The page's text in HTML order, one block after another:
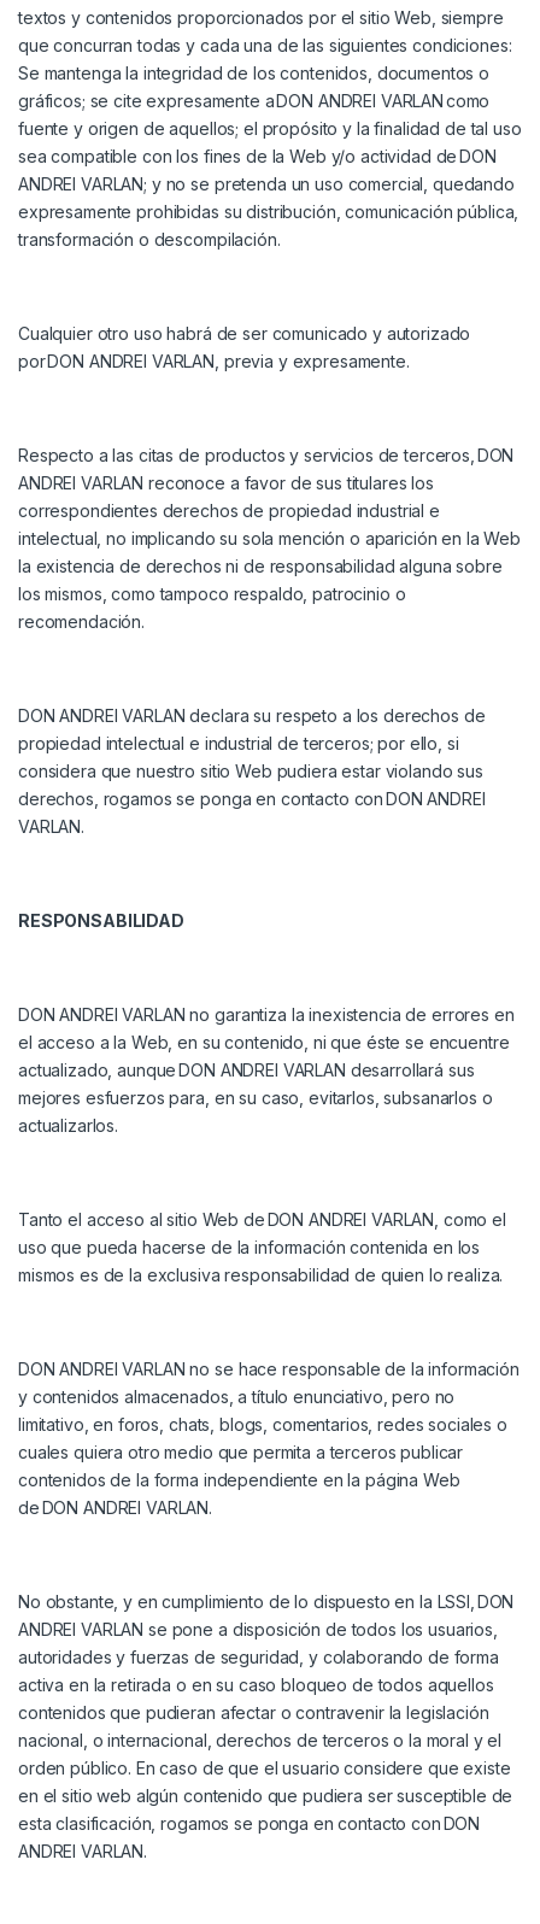
textos y contenidos proporcionados por el sitio Web, siempre
que concurran todas y cada una de las siguientes condiciones:
Se mantenga la integridad de los contenidos, documentos o
gráficos; se cite expresamente aDON ANDREI VARLANcomo
fuente y origen de aquellos; el propósito y la finalidad de tal uso
sea compatible con los fines de la Web y/o actividad deDON
ANDREI VARLAN; y no se pretenda un uso comercial, quedando
expresamente prohibidas su distribución, comunicación pública,
transformación o descompilación.
Cualquier otro uso habrá de ser comunicado y autorizado
porDON ANDREI VARLAN , previa y expresamente.
Respecto a las citas de productos y servicios de terceros, DON
ANDREI VARLAN reconoce a favor de sus titulares los
correspondientes derechos de propiedad industrial e
intelectual, no implicando su sola mención o aparición en la Web
la existencia de derechos ni de responsabilidad alguna sobre
los mismos, como tampoco respaldo, patrocinio o
recomendación.
DON ANDREI VARLAN declara su respeto a los derechos de
propiedad intelectual e industrial de terceros; por ello, si
considera que nuestro sitio Web pudiera estar violando sus
derechos, rogamos se ponga en contacto conDON ANDREI
VARLAN.
RESPONSABILIDAD
DON ANDREI VARLAN no garantiza la inexistencia de errores en
el acceso a la Web, en su contenido, ni que éste se encuentre
actualizado, aunqueDON ANDREI VARLAN desarrollará sus
mejores esfuerzos para, en su caso, evitarlos, subsanarlos o
actualizarlos.
Tanto el acceso al sitio Web deDON ANDREI VARLAN , como el
uso que pueda hacerse de la información contenida en los
mismos es de la exclusiva responsabilidad de quien lo realiza.
DON ANDREI VARLAN no se hace responsable de la información
y contenidos almacenados, a título enunciativo, pero no
limitativo, en foros, chats, blogs, comentarios, redes sociales o
cuales quiera otro medio que permita a terceros publicar
contenidos de la forma independiente en la página Web
deDON ANDREI VARLAN.
No obstante, y en cumplimiento de lo dispuesto en la LSSI, DON
ANDREI VARLAN se pone a disposición de todos los usuarios,
autoridades y fuerzas de seguridad, y colaborando de forma
activa en la retirada o en su caso bloqueo de todos aquellos
contenidos que pudieran afectar o contravenir la legislación
nacional, o internacional, derechos de terceros o la moral y el
orden público. En caso de que el usuario considere que existe
en el sitio web algún contenido que pudiera ser susceptible de
esta clasificación, rogamos se ponga en contacto conDON
ANDREI VARLAN.